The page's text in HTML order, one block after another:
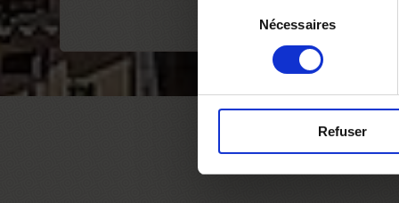
consentement
Nécessaires
Refuser